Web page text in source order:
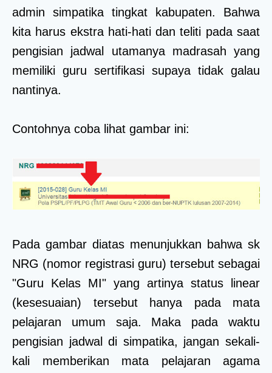
admin simpatika tingkat kabupaten. Bahwa
kita harus ekstra hati-hati dan teliti pada saat
pengisian jadwal utamanya madrasah yang
memiliki guru sertifikasi supaya tidak galau
nantinya.
Contohnya coba lihat gambar ini:
Pada gambar diatas menunjukkan bahwa sk
NRG (nomor registrasi guru) tersebut sebagai
"Guru Kelas MI" yang artinya status linear
(kesesuaian) tersebut hanya pada mata
pelajaran umum saja. Maka pada waktu
pengisian jadwal di simpatika, jangan sekali-
kali memberikan mata pelajaran agama